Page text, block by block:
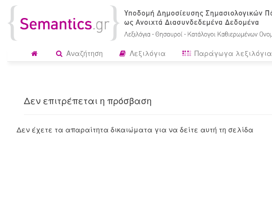
Αναζήτηση Λεξιλόγια Παράγωγα λεξιλόγια
Δεν επιτρέπεται η πρόσβαση
Δεν έχετε τα απαραίτητα δικαιώματα για να δείτε αυτή τη σελίδα